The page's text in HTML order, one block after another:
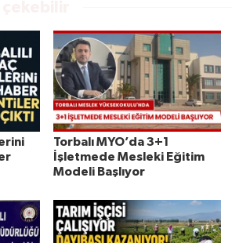
Torbalı MYO’da 3+1
İşletmede Mesleki Eğitim
Modeli Başlıyor